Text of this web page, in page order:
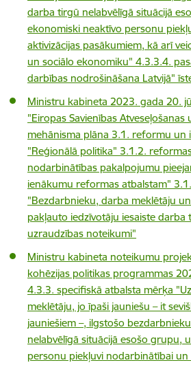
darba tirgū nelabvēlīgā situācijā
ekonomiski neaktīvo personu
aktivizācijas pasākumiem, kā arī
un sociālo ekonomiku" 4.3.3.4.
darbības nodrošināšana Latvijā"
Ministru kabineta 2023. gada 20.
"Eiropas Savienības
mehānisma plāna 3.1. reformu un
"Reģionālā politika" 3.1.2.
nodarbinātības pakalpojumu
ienākumu reformas atbalstam"
"Bezdarbnieku, darba meklētāju
pakļauto iedzīvotāju iesaiste
uzraudzības noteikumi"
Ministru kabineta noteikumu
kohēzijas politikas programmas
4.3.3. specifiskā atbalsta mērķa
meklētāju, jo īpaši jauniešu – it
jauniešiem –, ilgstošo
nelabvēlīgā situācijā esošo grupu,
personu piekļuvi nodarbinātībai un